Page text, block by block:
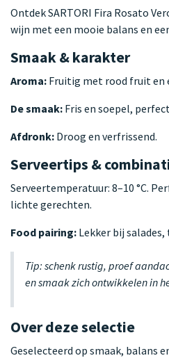
Ontdek SARTORI Fira Rosato
wijn met een mooie balans en
Smaak & karakter
Aroma: Fruitig met rood fruit en
De smaak: Fris en soepel,
Afdronk: Droog en verfrissend.
Serveertips &
Serveertemperatuur: 8–10 °C.
lichte gerechten.
Food pairing: Lekker bij salades,
Tip: schenk rustig, proef
en smaak zich ontwikkelen in
Over deze selectie
Geselecteerd op smaak, balans